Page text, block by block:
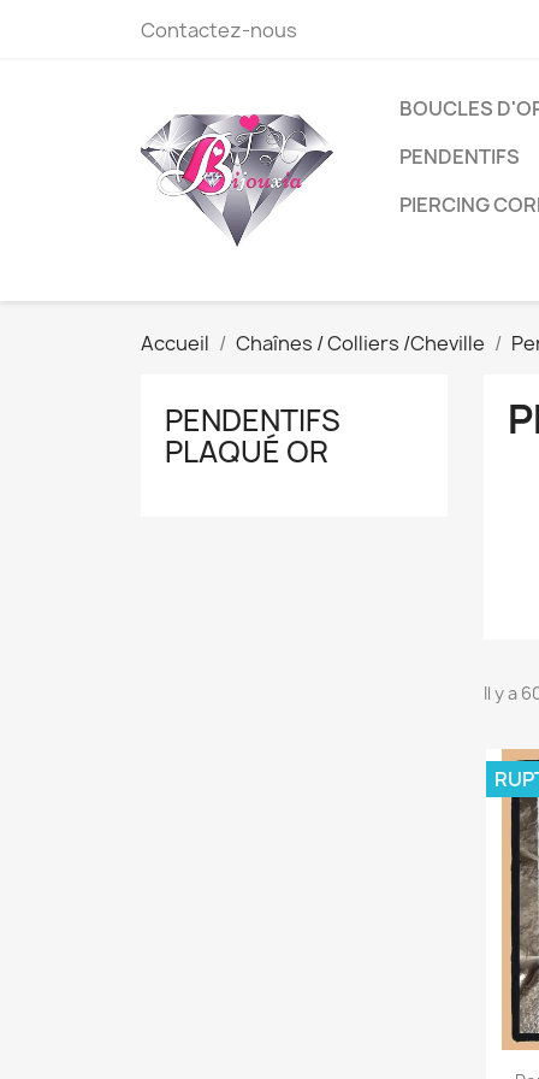
Contactez-nous
BOUCLES
PENDENTIFS
PIERCING
Accueil Chaînes / Colliers /Cheville
PENDENTIFS
PLAQUÉ OR
Il y a